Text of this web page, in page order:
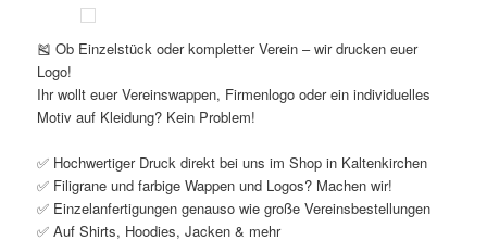
🎽 Ob Einzelstück oder kompletter Verein – wir drucken euer
Logo!
Ihr wollt euer Vereinswappen, Firmenlogo oder ein individuelles
Motiv auf Kleidung? Kein Problem!
✅ Hochwertiger Druck direkt bei uns im Shop in Kaltenkirchen
✅ Filigrane und farbige Wappen und Logos? Machen wir!
✅ Einzelanfertigungen genauso wie große Vereinsbestellungen
✅ Auf Shirts, Hoodies, Jacken & mehr